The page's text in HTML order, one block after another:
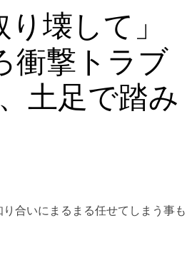
壊して」
衝撃トラブ
土足で踏み
合いにまるまる任せてしまう事も